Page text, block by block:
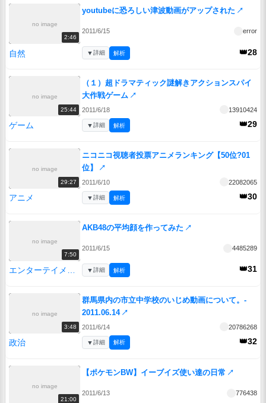
no image
2:46
youtubeに恐ろしい津波動画がアップされた ↗
2011/6/15 error
自然 👑28
▼詳細 解析
no image
25:44
（１）超ドラマティック謎解きアクションスパイ
大作戦ゲーム ↗
2011/6/18 13910424
ゲーム 👑29
▼詳細 解析
no image
29:27
ニコニコ視聴者投票アニメランキング【50位?01
位】
↗
2011/6/10 22082065
アニメ 👑30
▼詳細 解析
no image
7:50
AKB48の平均顔を作ってみた ↗
2011/6/15 4485289
エンターテイメント 👑31
▼詳細 解析
no image
3:48
群馬県内の市立中学校のいじめ動画について。-
2011.06.14 ↗
2011/6/14 20786268
政治 👑32
▼詳細 解析
no image
21:00
【ポケモンBW】イーブイズ使い達の日常 ↗
2011/6/13 776438